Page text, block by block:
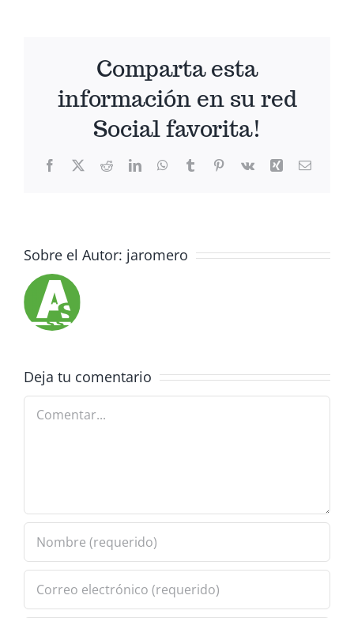
Comparta esta
información en su red
Social favorita!
Facebook
X RedditLinkedInWhatsApp
TumblrPinterest
Vk Xing Correo
Sobre el Autor: jaromero
Deja tu comentario
Comentar